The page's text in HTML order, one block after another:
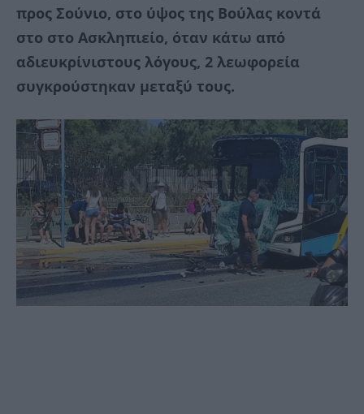
προς Σούνιο, στο ύψος της Βούλας κοντά
στο στο Ασκληπιείο, όταν κάτω από
αδιευκρίνιστους λόγους, 2 λεωφορεία
συγκρούστηκαν μεταξύ τους.